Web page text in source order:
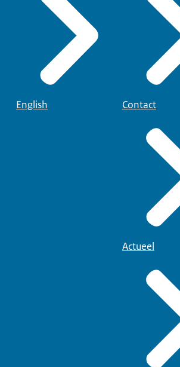
English Contact
Actueel